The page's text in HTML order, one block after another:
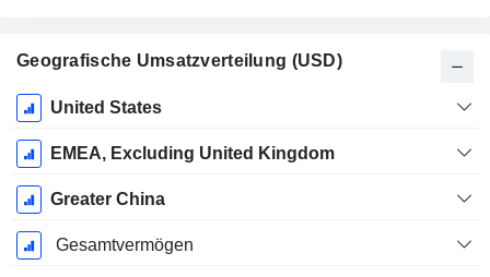
Geografische Umsatzverteilung (USD)
Ende d.
Geschäftsjahres:
Juni
United States
EMEA, Excluding United Kingdom
Greater China
Gesamtvermögen